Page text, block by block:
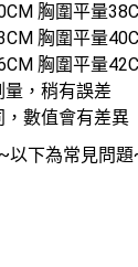
胸圍平量
胸圍平量
胸圍平量
，稍有誤差
數值會有差異
下為常見問